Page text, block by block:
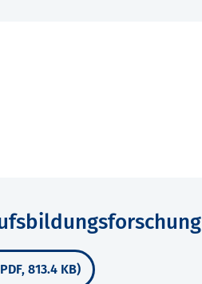
813.4 KB)